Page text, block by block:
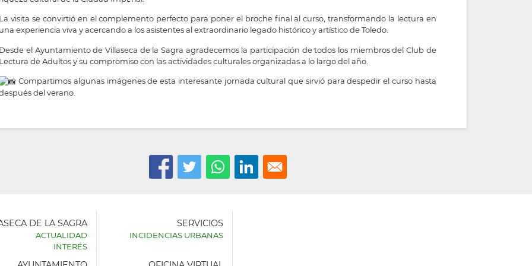
visita se convirtió en el complemento perfecto para poner el broche final al curso, transformando la lectura en
experiencia viva y acercando a los asistentes al extraordinario legado histórico y artístico de Toledo.
el Ayuntamiento de Villaseca de la Sagra agradecemos la participación de todos los miembros del Club de
de Adultos y su compromiso con las actividades culturales organizadas a lo largo del año.
Compartimos algunas imágenes de esta interesante jornada cultural que sirvió para despedir el curso hasta
del verano.
DE LA SAGRA
ACTUALIDAD
INTERÉS
SERVICIOS
INCIDENCIAS URBANAS